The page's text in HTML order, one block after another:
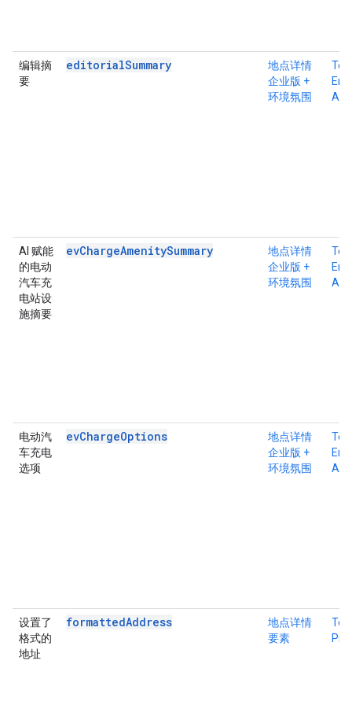
编辑摘
要
editorialSummary
地点详情
企业版 +
环境氛围
AI 赋能
的电动
汽车充
电站设
施摘要
evChargeAmenitySummary
地点详情
企业版 +
环境氛围
电动汽
车充电
选项
evChargeOptions
地点详情
企业版 +
环境氛围
设置了
格式的
地址
formattedAddress
地点详情
要素
Pro